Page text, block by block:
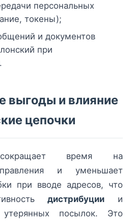
персональных
токены);
и документов
при
выгоды и влияние
цепочки
сокращает время на
и уменьшает
при вводе адресов, что
дистрибуции и
посылок. Это